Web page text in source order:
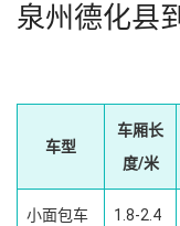
泉州德化县
车型
车厢长
度/米
小面包车 1.8-2.4